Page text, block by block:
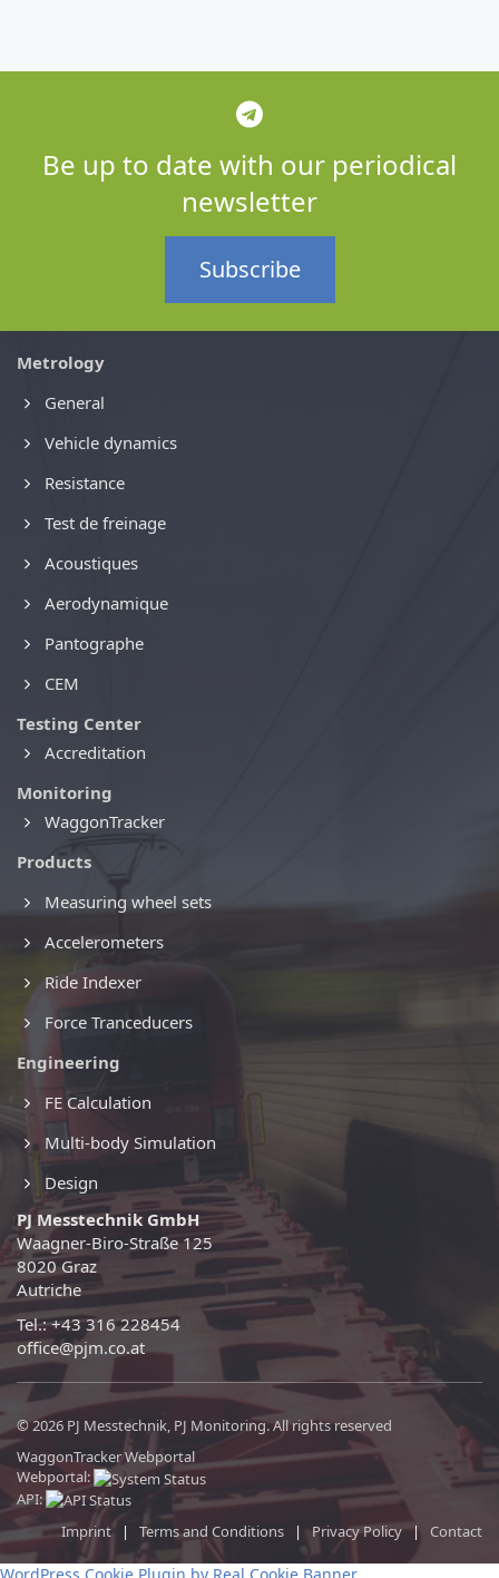
Be up to date with our periodical
newsletter
Subscribe
Metrology
General
Vehicle dynamics
Resistance
Test de freinage
Acoustiques
Aerodynamique
Pantographe
CEM
Testing Center
Accreditation
Monitoring
WaggonTracker
Products
Measuring wheel sets
Accelerometers
Ride Indexer
Force Tranceducers
Engineering
FE Calculation
Multi-body Simulation
Design
PJ Messtechnik GmbH
Waagner-Biro-Straße 125
8020 Graz
Autriche
Tel.: +43 316 228454
office@pjm.co.at
© 2026 PJ Messtechnik, PJ Monitoring. All rights reserved
WaggonTracker Webportal
Webportal:
API:
Imprint| Terms and Conditions |Privacy Policy| Contact